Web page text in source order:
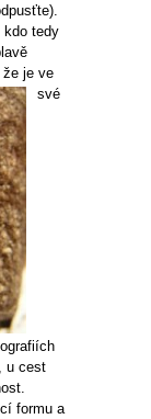
kdo tedy
že je ve
své
u cest
formu a